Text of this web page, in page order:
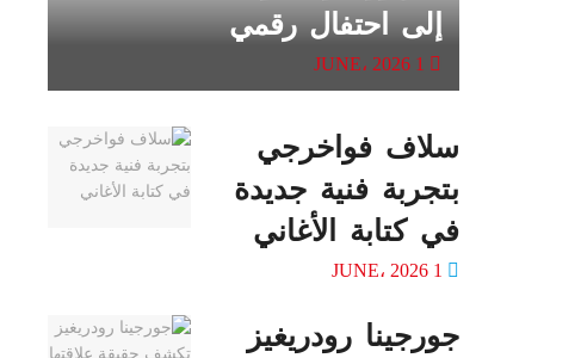
إلى احتفال رقمي
سلاف فواخرجي
بتجربة فنية جديدة
في كتابة الأغاني
جورجينا رودريغيز